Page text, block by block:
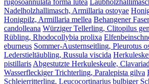
rugosoannulata forma lutea
Nadelholzhallimasch, Armillaria ostoyae
Honigpilz, Armillaria mellea Behangener
candolleana Würziger Tellerling, Clitopilus
Rübling, Rhodocollybia prolixa
eburneus Sommer-Austernseitling, Pleurotus
Lederstieltäubling, Russula viscida
pistillarisAbgestutzte Herkuleskeule,
Wasserfleckiger Trichterling, Paralepista gilva
Schleierritterling, Leucocortinarius bulbiger